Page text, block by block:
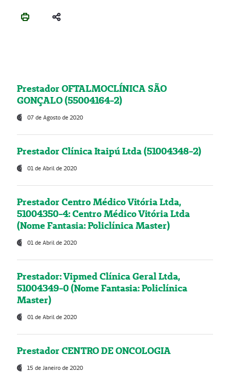
Prestador OFTALMOCLÍNICA SÃO
GONÇALO (55004164-2)
07 de Agosto de 2020
Prestador Clínica Itaipú Ltda (51004348-2)
01 de Abril de 2020
Prestador Centro Médico Vitória Ltda,
51004350-4: Centro Médico Vitória Ltda
(Nome Fantasia: Policlínica Master)
01 de Abril de 2020
Prestador: Vipmed Clínica Geral Ltda,
51004349-0 (Nome Fantasia: Policlínica
Master)
01 de Abril de 2020
Prestador CENTRO DE ONCOLOGIA
15 de Janeiro de 2020